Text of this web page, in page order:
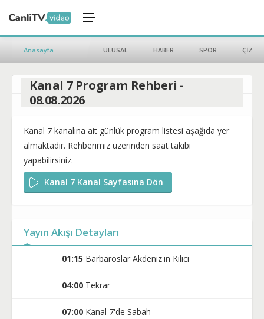
Anasayfa ULUSAL HABER SPOR ÇİZGİ
Kanal 7 Program Rehberi -
08.08.2026
Kanal 7 kanalına ait günlük program listesi aşağıda yer
almaktadır. Rehberimiz üzerinden saat takibi
yapabilirsiniz.
Kanal 7 Kanal Sayfasına Dön
Yayın Akışı Detayları
01:15 Barbaroslar Akdeniz'in Kılıcı
04:00 Tekrar
07:00 Kanal 7'de Sabah